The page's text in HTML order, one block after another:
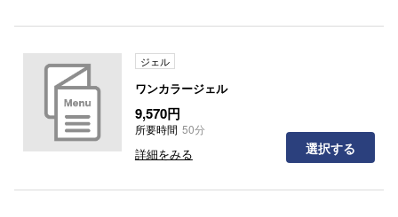
ジェル
ワンカラージェル
9,570円
所要時間 50分
詳細をみる 選択する